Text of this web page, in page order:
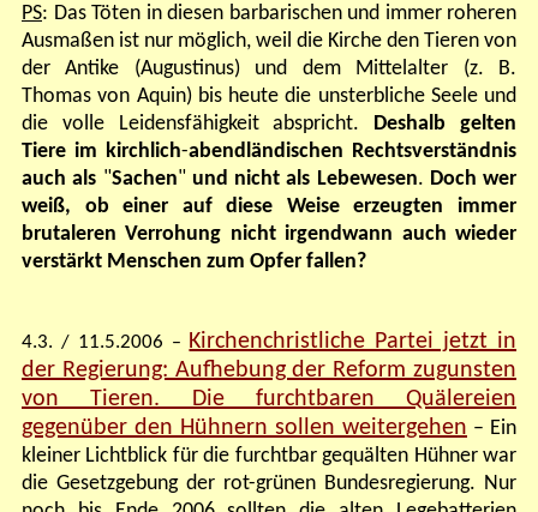
PS: Das Töten in diesen barbarischen und immer roheren
Ausmaßen ist nur möglich, weil die Kirche den Tieren von
der Antike (Augustinus) und dem Mittelalter (z. B.
Thomas von Aquin) bis heute die unsterbliche Seele und
die volle Leidensfähigkeit abspricht.
Deshalb gelten
Tiere im kirchlich-abendländischen Rechtsverständnis
auch als "Sachen"und nicht als Lebewesen. Doch wer
weiß, obeiner auf diese Weise erzeugten immer
brutaleren Verrohung nichtirgendwann auch wieder
verstärkt Menschen zum Opfer fallen?
4.3. / 11.5.2006 –
Kirchenchristliche Partei jetzt in
der Regierung: Aufhebung der Reform zugunsten
von Tieren. Die furchtbaren Quälereien
gegenüber den Hühnern sollen weitergehen – Ein
kleiner Lichtblick für die furchtbar gequälten Hühner war
die Gesetzgebung der rot-grünen Bundesregierung. Nur